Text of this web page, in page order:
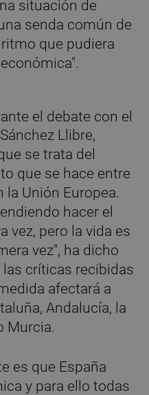
situación de
senda común de
que pudiera
el debate con el
Llibre,
se trata del
que se hace entre
la Unión Europea.
hacer el
vez, pero la vida es
vez", ha dicho
críticas recibidas
afectará a
Andalucía, la
Murcia.
es que España
y para ello todas